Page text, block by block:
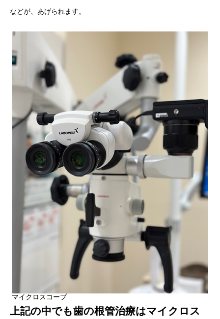
などが、あげられます。
マイクロスコープ
上記の中でも歯の根管治療はマイクロス